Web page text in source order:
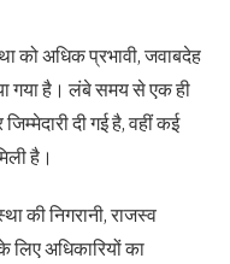
को अधिक प्रभावी, जवाबदेह
गया है। लंबे समय से एक ही
दी गई है, वहीं कई
है।
की निगरानी, राजस्व
लिए अधिकारियों का